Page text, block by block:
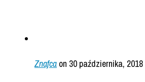
Znafca on 30 października, 2018